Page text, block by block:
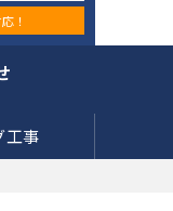
！
工事